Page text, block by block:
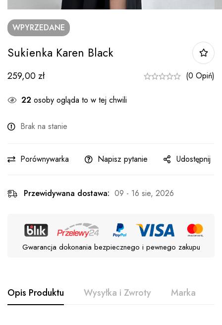
WPYRZEDANE
Sukienka Karen Black
259,00zł (0 Opiń)
25 osób ogląda to w tej chwili
Brak na stanie
Porównywarka Napisz pytanie Udostępnij
Przewidywana dostawa: 09 - 16 sie, 2026
Gwarancja dokonania bezpiecznego i pewnego zakupu
Opis Produktu Wysyłka i Zwroty Marka